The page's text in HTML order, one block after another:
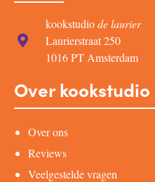
kookstudiode laurier
Laurierstraat 250
1016 PT Amsterdam
Over kookstudio
Over ons
Reviews
Veelgestelde vragen